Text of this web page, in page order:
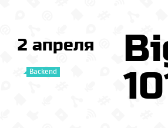
2 апреля
Backend